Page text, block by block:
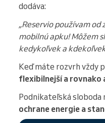
dodáva:
„Reservio používam
mobilnú apku! Môžem
kedykoľvek a
Keď máte rozvrh vždy
flexibilnejší a rovnako
Podnikateľská sloboda
ochrane energie a